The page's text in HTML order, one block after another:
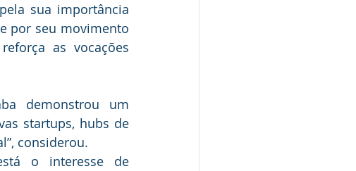
sua importância
por seu movimento
as vocações
demonstrou um
startups, hubs de
considerou.
o interesse de